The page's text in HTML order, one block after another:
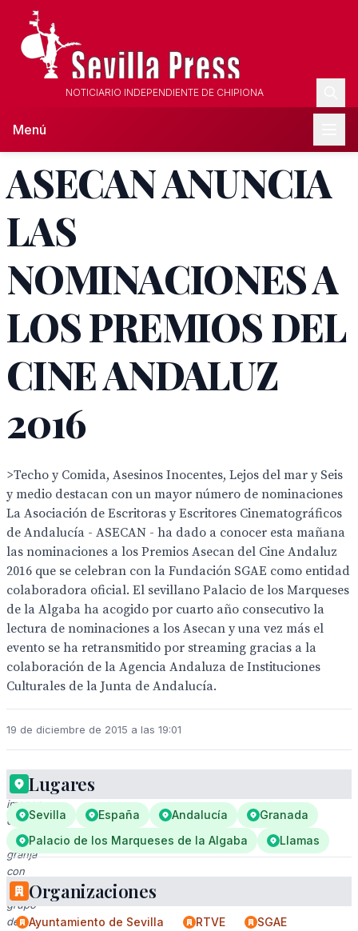
NOTICIARIO INDEPENDIENTE DE CHIPIONA
Menú
ASECAN ANUNCIA
LAS
NOMINACIONES A
LOS PREMIOS DEL
CINE ANDALUZ
2016
>Techo y Comida, Asesinos Inocentes, Lejos del mar y Seis
y medio destacan con un mayor número de nominaciones
La Asociación de Escritoras y Escritores Cinematográficos
de Andalucía - ASECAN - ha dado a conocer esta mañana
las nominaciones a los Premios Asecan del Cine Andaluz
2016 que se celebran con la Fundación SGAE como entidad
colaboradora oficial. El sevillano Palacio de los Marqueses
de la Algaba ha acogido por cuarto año consecutivo la
lectura de nominaciones a los Asecan y una vez más el
evento se ha retransmitido por streaming gracias a la
colaboración de la Agencia Andaluza de Instituciones
Culturales de la Junta de Andalucía.
19 de diciembre de 2015 a las 19:01
Una
imagen
de
una
granja
con
un
grupo
de
Lugares
Sevilla España Andalucía
Granada
Palacio de los Marqueses de la Algaba
Llamas
Organizaciones
Ayuntamiento de Sevilla RTVE
SGAE